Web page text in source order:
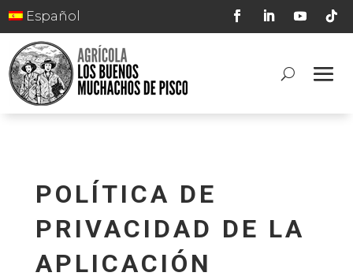
Español
POLÍTICA DE
PRIVACIDAD DE LA
APLICACIÓN